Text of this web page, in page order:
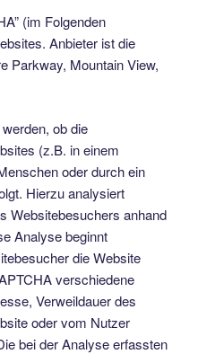
(im Folgenden
Anbieter ist die
Parkway, Mountain View,
ob die
(z.B. in einem
oder durch ein
Hierzu analysiert
Websitebesuchers anhand
Analyse beginnt
die Website
verschiedene
Verweildauer des
oder vom Nutzer
bei der Analyse erfassten